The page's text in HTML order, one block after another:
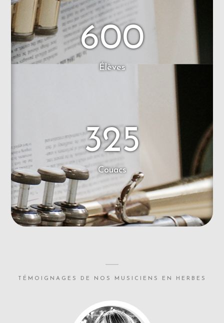
600
Élèves
325
Couacs
TÉMOIGNAGES DE NOS MUSICIENS EN HERBES